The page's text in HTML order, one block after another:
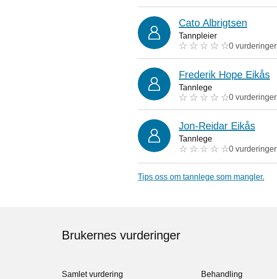
Cato Albrigtsen
Tannpleier
0 vurderinger
Frederik Hope Eikås
Tannlege
0 vurderinger
Jon-Reidar Eikås
Tannlege
0 vurderinger
Tips oss om tannlege som mangler.
Brukernes vurderinger
Samlet vurdering Behandling